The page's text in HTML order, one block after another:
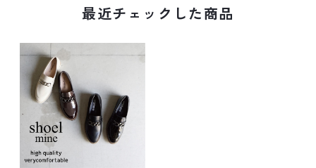
最近チェックした商品